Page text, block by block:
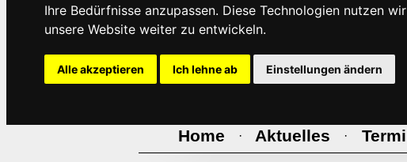
Ihre Bedürfnisse anzupassen. Diese Technologien nutzen
unsere Website weiter zu entwickeln.
Alle akzeptieren Ich lehne ab Einstellungen ändern
Home · Aktuelles ·